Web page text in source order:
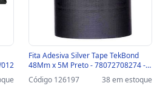
Fita Adesiva Silver Tape TekBond
48Mm x 5M Preto - 78072708274 -
78072708274
Código 126197 38 em estoque